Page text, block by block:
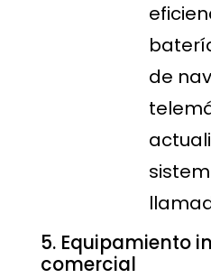
de
5. Equipamiento
comercial